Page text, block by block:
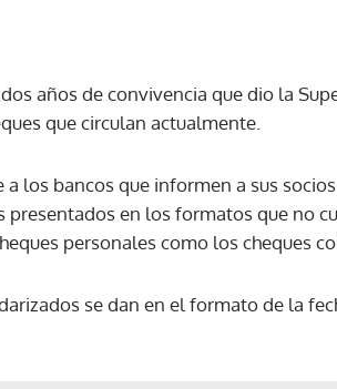
años de convivencia que dio la
que circulan actualmente.
a los bancos que informen a sus
presentados en los formatos que no
personales como los cheques
se dan en el formato de la